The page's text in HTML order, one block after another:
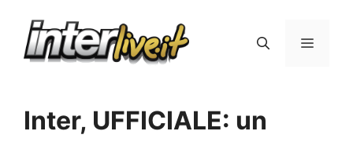
Menu
Inter, UFFICIALE: un